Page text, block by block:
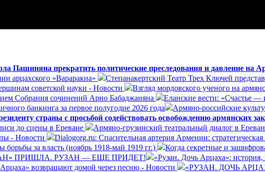
Пашиняна прекратить политические преследования и давление на
арцахского «Вараракна»
Степанакертский Театр Трех Ключей
советской науки - Новости
Взгляд мордовского ученого на
Собрания сочинений Арно Бабаджаняна Еланские вести: «Счастье —
банкинга за первое полугодие 2026 года
Армяно-российские
страны с просьбой содействовать освобождению армянских
до сцены в Ереване
Армяно-грузинский театральный диалог в
- Новости
Dialogorg.ru: Спасительная артерия Армении:
за власть (ноябрь 1918-май 1919 гг.)
Когда секретные и
ПРИШЛА. РУЗАН — ЕЩЕ ПРИДЕТ! «Рузан. Дочь Арцаха»: история,
возвращают домой через песню - Новости «РУЗАН. ДОЧЬ